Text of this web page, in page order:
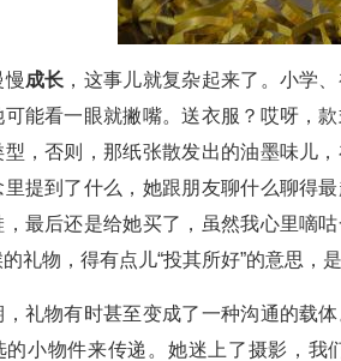
慢成长 ，这事儿就复杂起来了。小学
可能看一眼就撇嘴。送衣服？哎呀，
型，否则，那纸张散发出的油墨味儿
提到了什么，她跟朋友聊什么聊得
最后还是给她买了，虽然我心里嘀
礼物，得有点儿“投其所好”的意思，
礼物有时甚至变成了一种沟通的载
的小物件来传递。她迷上了摄影，